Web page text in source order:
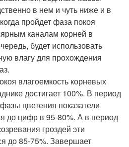
в нем и чуть ниже и в
пройдет фаза покоя
каналам корней в
будет использовать
влагу для прохождения
влагоемкость корневых
достигает 100%. В период
цветения показатели
до цифр в 95-80%. А в период
гроздей эти
до 85-75%. Завершает